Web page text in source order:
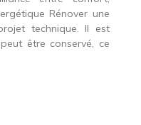
Rénover une
technique. Il est
être conservé, ce